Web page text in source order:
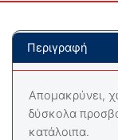
Περιγραφή
Απομακρύνει,
δύσκολα
κατάλοιπα.